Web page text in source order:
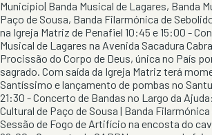
Município| Banda Musical de Lagares, Banda
Paço de Sousa, Banda Filarmónica de
na Igreja Matriz de Penafiel 10:45 e 15:00 -
Musical de Lagares na Avenida Sacadura
Procissão do Corpo de Deus, única no País
sagrado. Com saída da Igreja Matriz terá
Santíssimo e lançamento de pombas no
21:30 - Concerto de Bandas no Largo da
Cultural de Paço de Sousa | Banda
Sessão de Fogo de Artifício na encosta do